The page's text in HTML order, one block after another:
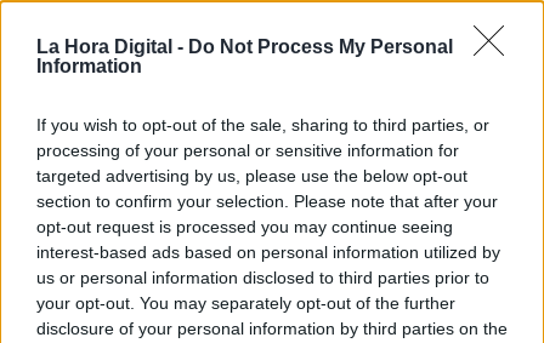
La Hora Digital - Do Not Process My Personal
Information
If you wish to opt-out of the sale, sharing to third parties, or
processing of your personal or sensitive information for
targeted advertising by us, please use the below opt-out
section to confirm your selection. Please note that after your
opt-out request is processed you may continue seeing
interest-based ads based on personal information utilized by
us or personal information disclosed to third parties prior to
your opt-out. You may separately opt-out of the further
disclosure of your personal information by third parties on the
Los líderes de Ciudadanos dicen
"No" al PP